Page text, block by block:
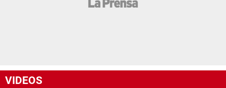
VIDEOS